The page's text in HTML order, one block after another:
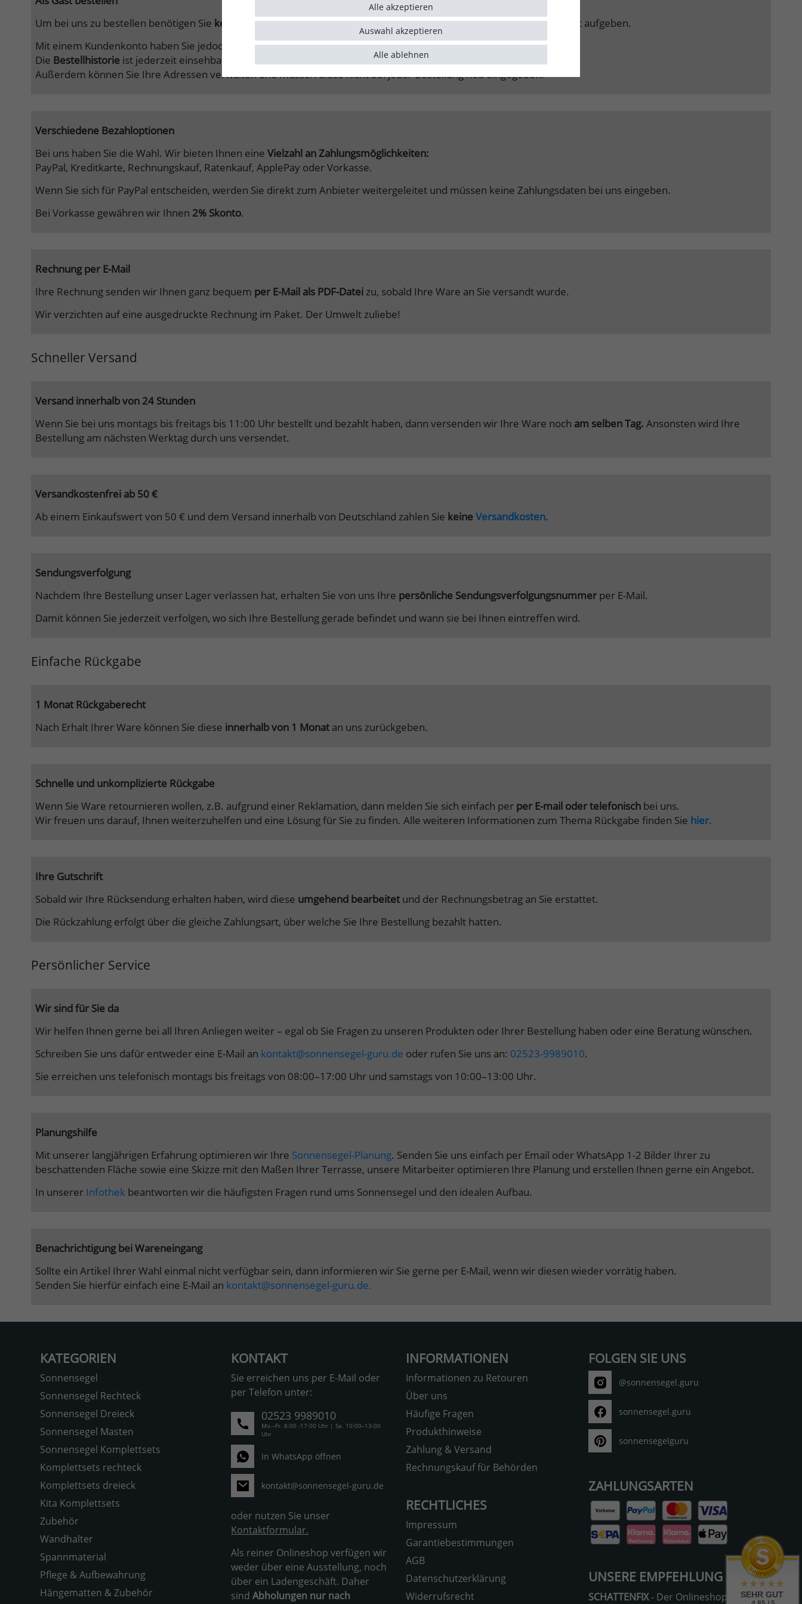
Um bei uns zu bestellen benötigen Sie kein Kundenkonto. Sie können Ihre Bestellung ganz einfach und schnell als Gast aufgeben.
Mit einem Kundenkonto haben Sie jedoch
einige Vorteilegegenüber einer Gastbestellung:
Die Bestellhistorie ist jederzeit einsehbar und Sie können den Status Ihrer Bestellung einfach verfolgen.
Außerdem können Sie Ihre Adressen verwalten und müssen diese nicht bei jeder Bestellung neu eingegeben.
Verschiedene Bezahloptionen
Bei uns haben Sie die Wahl. Wir bieten Ihnen eine Vielzahl an Zahlungsmöglichkeiten:
PayPal, Kreditkarte, Rechnungskauf, Ratenkauf, ApplePay oder Vorkasse.
Wenn Sie sich für PayPal entscheiden, werden Sie direkt zum Anbieter weitergeleitet und müssen keine Zahlungsdaten bei uns eingeben.
Bei Vorkasse gewähren wir Ihnen 2% Skonto.
Rechnung per E-Mail
Ihre Rechnung senden wir Ihnen ganz bequem per E-Mail als PDF-Dateizu, sobald Ihre Ware an Sie versandt wurde.
Wir verzichten auf eine ausgedruckte Rechnung im Paket. Der Umwelt zuliebe!
Schneller Versand
Versand innerhalb von 24 Stunden
Wenn Sie bei uns montags bis freitags bis 11:00 Uhr bestellt und bezahlt haben, dann versenden wir Ihre Ware noch am selben Tag. Ansonsten wird Ihre
Bestellung am nächsten Werktag durch uns versendet.
Versandkostenfrei ab 50 €
Ab einem Einkaufswert von 50 € und dem Versand innerhalb von Deutschland zahlen Sie keineVersandkosten.
Sendungsverfolgung
Nachdem Ihre Bestellung unser Lager verlassen hat, erhalten Sie von uns Ihre persönliche Sendungsverfolgungsnummer per E-Mail.
Damit können Sie jederzeit verfolgen, wo sich Ihre Bestellung gerade befindet und wann sie bei Ihnen eintreffen wird.
Einfache Rückgabe
1 Monat Rückgaberecht
Nach Erhalt Ihrer Ware können Sie diese innerhalb von 1 Monatan uns zurückgeben.
Schnelle und unkomplizierte Rückgabe
Wenn Sie Ware retournieren wollen, z.B. aufgrund einer Reklamation, dann melden Sie sich einfach per per E-mail oder telefonisch bei uns.
Wir freuen uns darauf, Ihnen weiterzuhelfen und eine Lösung für Sie zu finden. Alle weiteren Informationen zum Thema Rückgabe finden Sie hier.
Ihre Gutschrift
Sobald wir Ihre Rücksendung erhalten haben, wird diese umgehend bearbeitetund der Rechnungsbetrag an Sie erstattet.
Die Rückzahlung erfolgt über die gleiche Zahlungsart, über welche Sie Ihre Bestellung bezahlt hatten.
Persönlicher Service
Wir sind für Sie da
Wir helfen Ihnen gerne bei all Ihren Anliegen weiter – egal ob Sie Fragen zu unseren Produkten oder Ihrer Bestellung haben oder eine Beratung wünschen.
Schreiben Sie uns dafür entweder eine E-Mail an kontakt@sonnensegel-guru.de oder rufen Sie uns an: 02523-9989010.
Sie erreichen uns telefonisch montags bis freitags von 08:00–17:00 Uhr und samstags von 10:00–13:00 Uhr.
Planungshilfe
Mit unserer langjährigen Erfahrung optimieren wir Ihre Sonnensegel-Planung. Senden Sie uns einfach per Email oder WhatsApp 1-2 Bilder Ihrer zu
beschattenden Fläche sowie eine Skizze mit den Maßen Ihrer Terrasse, unsere Mitarbeiter optimieren Ihre Planung und erstellen Ihnen gerne ein Angebot.
In unserer Infothek beantworten wir die häufigsten Fragen rund ums Sonnensegel und den idealen Aufbau.
Benachrichtigung bei Wareneingang
Sollte ein Artikel Ihrer Wahl einmal nicht verfügbar sein, dann informieren wir Sie gerne per E-Mail, wenn wir diesen wieder vorrätig haben.
Senden Sie hierfür einfach eine E-Mail an kontakt@sonnensegel-guru.de.
KATEGORIEN
Sonnensegel
Sonnensegel Rechteck
Sonnensegel Dreieck
Sonnensegel Masten
Sonnensegel Komplettsets
Komplettsets rechteck
Komplettsets dreieck
Kita Komplettsets
Zubehör
Wandhalter
Spannmaterial
Pflege & Aufbewahrung
Hängematten & Zubehör
KONTAKT
Sie erreichen uns per E-Mail oder
per Telefon unter:
02523 9989010
Mo.–Fr. 8:00 -17:00 Uhr | Sa. 10:00–13:00
Uhr
In WhatsApp öffnen
kontakt@sonnensegel-guru.de
oder nutzen Sie unser
Kontaktformular.
Als reiner Onlineshop verfügen wir
weder über eine Ausstellung, noch
über ein Ladengeschäft. Daher
sindAbholungen nur nach
INFORMATIONEN
Informationen zu Retouren
Über uns
Häufige Fragen
Produkthinweise
Zahlung & Versand
Rechnungskauf für Behörden
RECHTLICHES
Impressum
Garantiebestimmungen
AGB
Datenschutzerklärung
Widerrufsrecht
FOLGEN SIE UNS
@sonnensegel.guru
sonnensegel.guru
sonnensegelguru
ZAHLUNGSARTEN
UNSERE EMPFEHLUNG
SCHATTENFIX- Der Onlineshop für
Alle akzeptieren
Alle ablehnen
Auswahl akzeptieren
SEHR GUT